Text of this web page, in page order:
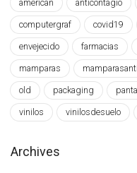
american anticontagio
computergraf covid19
envejecido farmacias
mamparas
old packaging
vinilos vinilosdesuelo
Archives